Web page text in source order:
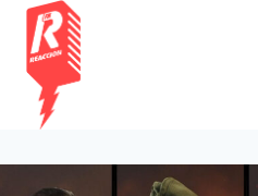
Saltar
contenido